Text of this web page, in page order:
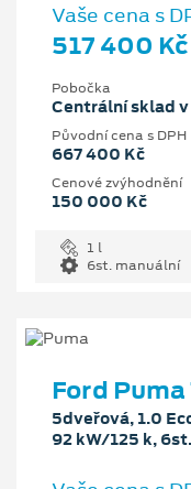
Vaše cena s
517 400 Kč
Pobočka
Centrální sklad v
Původní cena s DPH
667 400 Kč
Cenové zvýhodnění
150 000 Kč
1 l
6st. manuální
Ford
5dveřová, 1.0
92 kW/125 k,